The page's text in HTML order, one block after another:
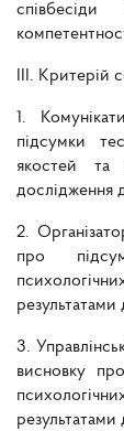
ІІІ.
1.
підсумки
якостей та
дослідження
2.
про
3.
висновку